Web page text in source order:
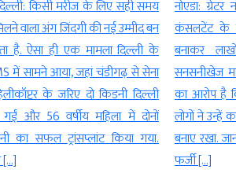
किसी मरीज के लिए सही समय
वाला अंग जिंदगी की नई उम्मीद बन
है. ऐसा ही एक मामला दिल्ली के
में सामने आया, जहां चंडीगढ़ से सेना
के जरिए दो किडनी दिल्ली
और 56 वर्षीय महिला में दोनों
का सफल ट्रांसप्लांट किया गया.
नोएडा:
कंसलटेंट के
बनाकर
सनसनीखेज
का आरोप है
लोगों ने उन्हें
बनाए रखा.
फर्जी […]